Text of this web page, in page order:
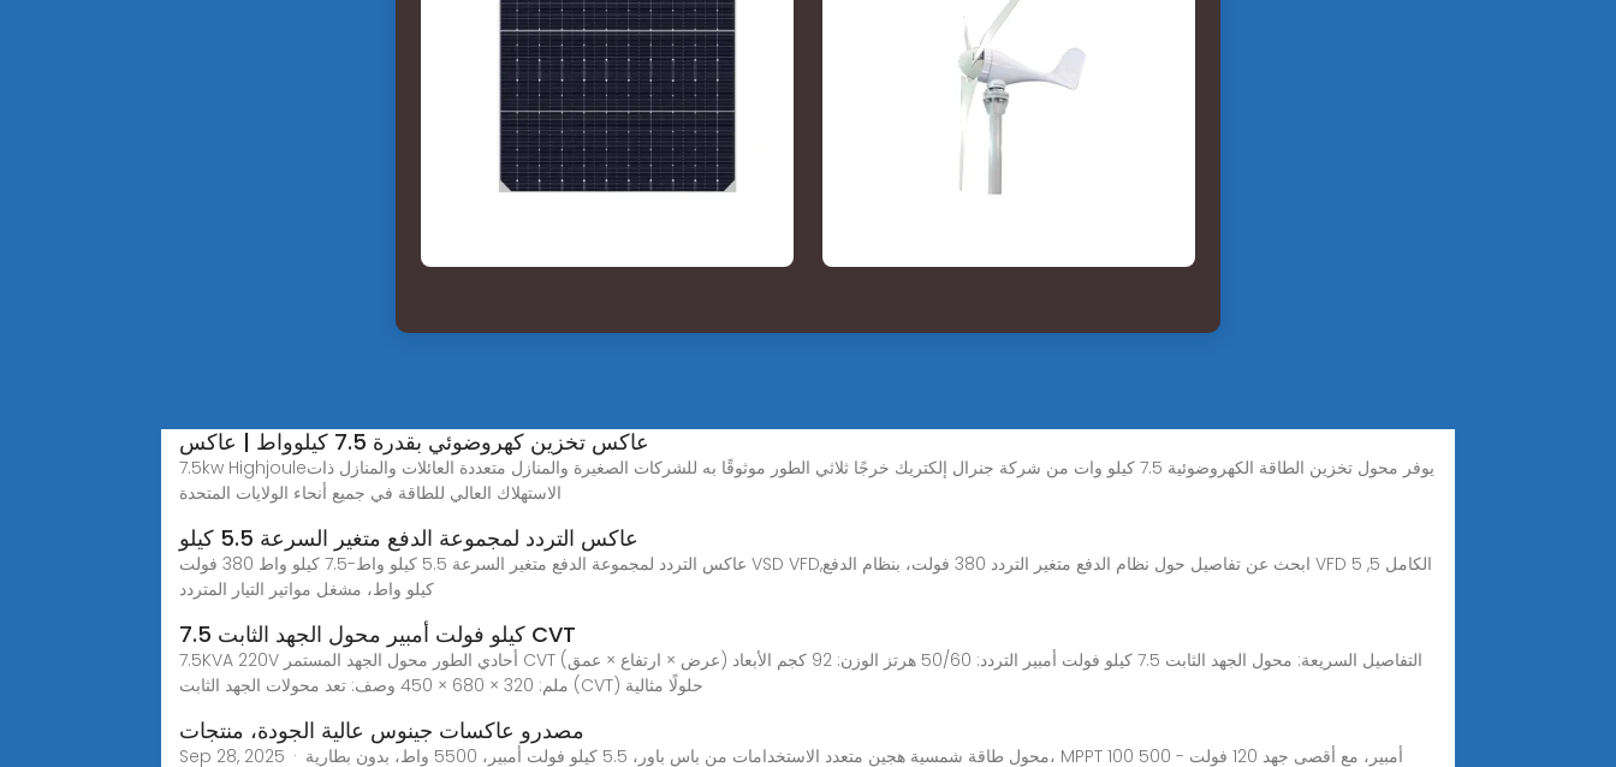
عاكس تخزين كهروضوئي بقدرة 7.5 كيلوواط | عاكس
7.5kw Highjouleيوفر محول تخزين الطاقة الكهروضوئية 7.5 كيلو وات من شركة جنرال إلكتريك خرجًا ثلاثي الطور موثوقًا به للشركات الصغيرة والمنازل متعددة العائلات والمنازل ذات
الاستهلاك العالي للطاقة في جميع أنحاء الولايات المتحدة
عاكس التردد لمجموعة الدفع متغير السرعة 5.5 كيلو
عاكس التردد لمجموعة الدفع متغير السرعة 5.5 كيلو واط-7.5 كيلو واط 380 فولت VSD VFD,ابحث عن تفاصيل حول نظام الدفع متغير التردد 380 فولت، بنظام الدفع VFD الكامل 5, 5
كيلو واط، مشغل مواتير التيار المتردد
7.5 كيلو فولت أمبير محول الجهد الثابت CVT
7.5KVA 220V أحادي الطور محول الجهد المستمر CVT التفاصيل السريعة: محول الجهد الثابت 7.5 كيلو فولت أمبير التردد: 50/60 هرتز الوزن: 92 كجم الأبعاد (عرض × ارتفاع × عمق)
ملم: 320 × 680 × 450 وصف: تعد محولات الجهد الثابت (CVT) حلولًا مثالية
مصدرو عاكسات جينوس عالية الجودة، منتجات
Sep 28, 2025 · محول طاقة شمسية هجين متعدد الاستخدامات من باس باور، 5.5 كيلو فولت أمبير، 5500 واط، بدون بطارية، MPPT 100 أمبير، مع أقصى جهد 120 فولت - 500